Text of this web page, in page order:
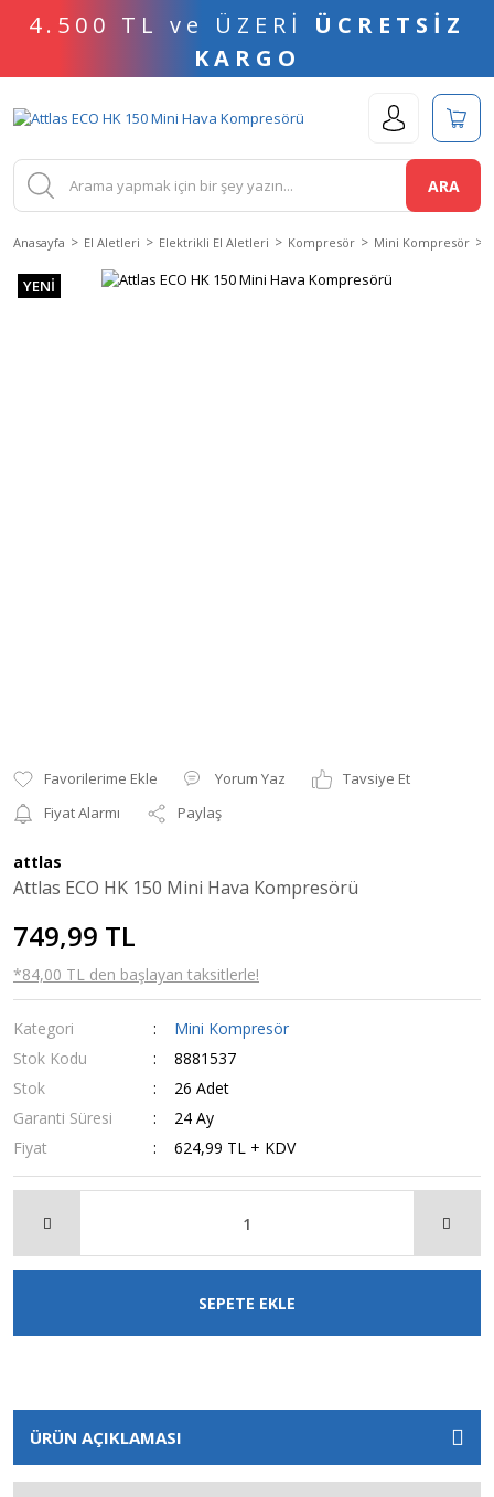
4.500 TL ve ÜZERİ ÜCRETSİZ
KARGO
ARA
Anasayfa El Aletleri Elektrikli El Aletleri Kompresör Mini Kompresör
YENİ
Yorum Yaz
Tavsiye Et
Fiyat Alarmı
Paylaş
attlas
Attlas ECO HK 150 Mini Hava Kompresörü
749,99 TL
*84,00 TL den başlayan taksitlerle!
Kategori
Mini Kompresör
Stok Kodu
8881537
Stok
26 Adet
Garanti Süresi
24 Ay
Fiyat
624,99 TL + KDV
SEPETE EKLE
ÜRÜN AÇIKLAMASI